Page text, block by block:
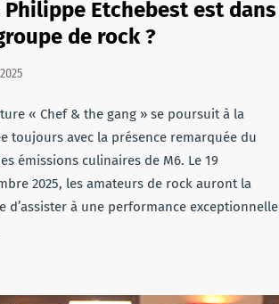
Philippe Etchebest est dans
de rock ?
« Chef & the gang » se poursuit à la
toujours avec la présence remarquée du
émissions culinaires de M6. Le 19
2025, les amateurs de rock auront la
d’assister à une performance exceptionnelle